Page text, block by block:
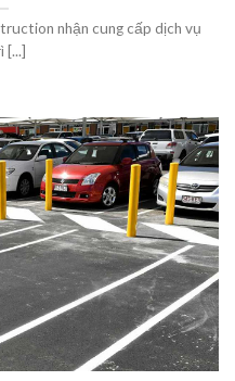
nhận cung cấp dịch vụ
[...]